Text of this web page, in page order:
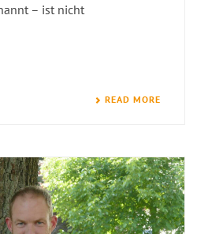
– ist nicht
READ MORE